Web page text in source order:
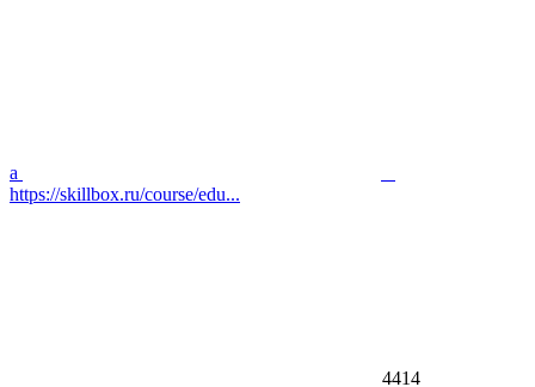
а
https://skillbox.ru/course/edu...
4414